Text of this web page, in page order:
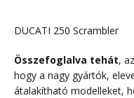
DUCATI 250 Scrambler
Összefoglalva tehát,
hogy a nagy gyártók,
átalakítható modelleket,